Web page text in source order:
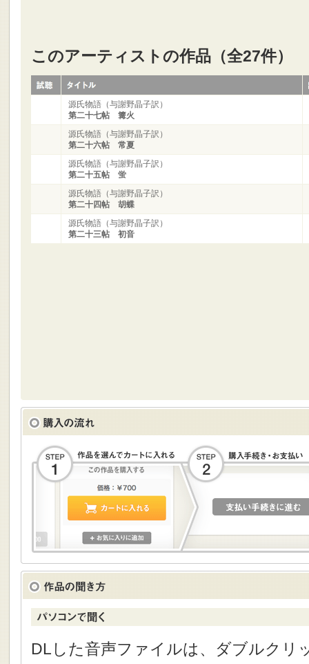
このアーティストの作品（全27件）
源氏物語（与謝野晶子訳）
第二十七帖 篝火
源氏物語（与謝野晶子訳）
第二十六帖 常夏
源氏物語（与謝野晶子訳）
第二十五帖 蛍
源氏物語（与謝野晶子訳）
第二十四帖 胡蝶
源氏物語（与謝野晶子訳）
第二十三帖 初音
DLした音声ファイルは、ダブルクリ